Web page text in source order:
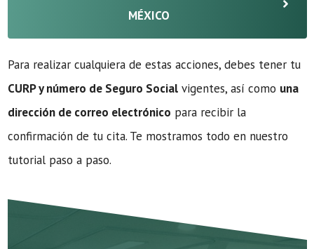
MÉXICO
Para realizar cualquiera de estas acciones, debes tener tu
CURP y número de Seguro Social vigentes, así como una
dirección de correo electrónico para recibir la
confirmación de tu cita. Te mostramos todo en nuestro
tutorial paso a paso.